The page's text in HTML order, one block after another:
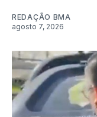
REDAÇÃO BMA
agosto 7, 2026